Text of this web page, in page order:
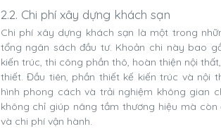
2.2. Chi phí xây dựng khách sạn
Chi phí xây dựng khách sạn là một trong
tổng ngân sách đầu tư. Khoản chi này bao
kiến trúc, thi công phần thô, hoàn thiện nội
thiết. Đầu tiên, phần thiết kế kiến trúc và nội
hình phong cách và trải nghiệm không gian
không chỉ giúp nâng tầm thương hiệu mà
và chi phí vận hành.